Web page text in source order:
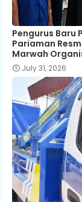
Pengurus Baru
Pariaman
Marwah
July 31, 2026